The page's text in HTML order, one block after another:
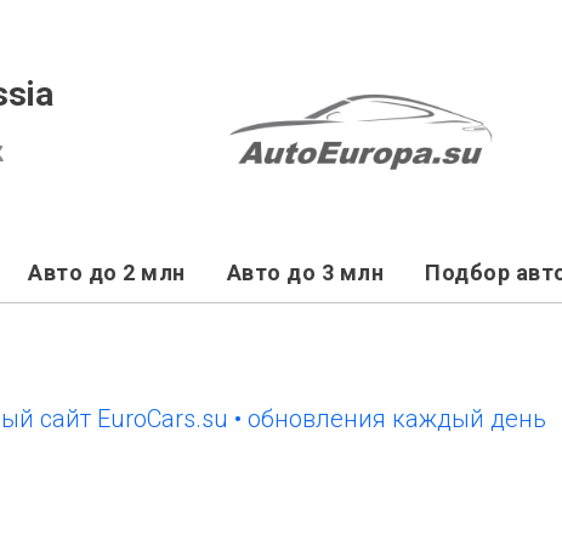
Авто до 2 млн Авто до 3 млн Подбор
EuroCars.su • обновления каждый день